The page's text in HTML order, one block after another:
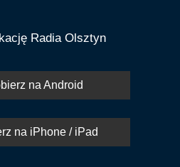
Radia Olsztyn
na Android
na iPhone / iPad